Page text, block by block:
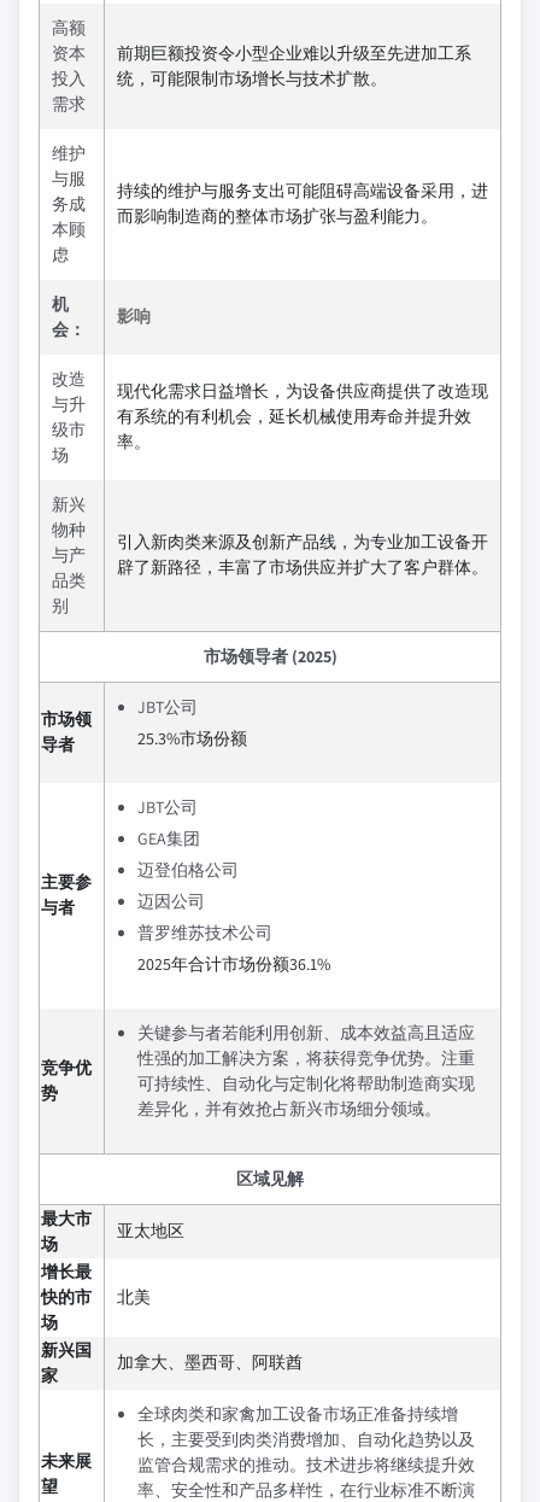
高额
资本
投入
需求
前期巨额投资令小型企业难以升级至先进加工系
统，可能限制市场增长与技术扩散。
维护
与服
务成
本顾
虑
持续的维护与服务支出可能阻碍高端设备采用，进
而影响制造商的整体市场扩张与盈利能力。
机
会：
影响
改造
与升
级市
场
现代化需求日益增长，为设备供应商提供了改造现
有系统的有利机会，延长机械使用寿命并提升效
率。
新兴
物种
与产
品类
别
引入新肉类来源及创新产品线，为专业加工设备开
辟了新路径，丰富了市场供应并扩大了客户群体。
市场领导者 (2025)
市场领
导者
JBT公司
25.3%市场份额
主要参
与者
JBT公司
GEA集团
迈登伯格公司
迈因公司
普罗维苏技术公司
2025年合计市场份额36.1%
竞争优
势
关键参与者若能利用创新、成本效益高且适应
性强的加工解决方案，将获得竞争优势。注重
可持续性、自动化与定制化将帮助制造商实现
差异化，并有效抢占新兴市场细分领域。
区域见解
最大市
场
亚太地区
增长最
快的市
场
北美
新兴国
家
加拿大、墨西哥、阿联酋
未来展
望
全球肉类和家禽加工设备市场正准备持续增
长，主要受到肉类消费增加、自动化趋势以及
监管合规需求的推动。技术进步将继续提升效
率、安全性和产品多样性，在行业标准不断演